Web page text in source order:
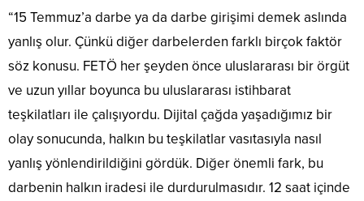
“15 Temmuz’a darbe ya da darbe girişimi demek aslında
yanlış olur. Çünkü diğer darbelerden farklı birçok faktör
söz konusu. FETÖ her şeyden önce uluslararası bir örgüt
ve uzun yıllar boyunca bu uluslararası istihbarat
teşkilatları ile çalışıyordu. Dijital çağda yaşadığımız bir
olay sonucunda, halkın bu teşkilatlar vasıtasıyla nasıl
yanlış yönlendirildiğini gördük. Diğer önemli fark, bu
darbenin halkın iradesi ile durdurulmasıdır. 12 saat içinde